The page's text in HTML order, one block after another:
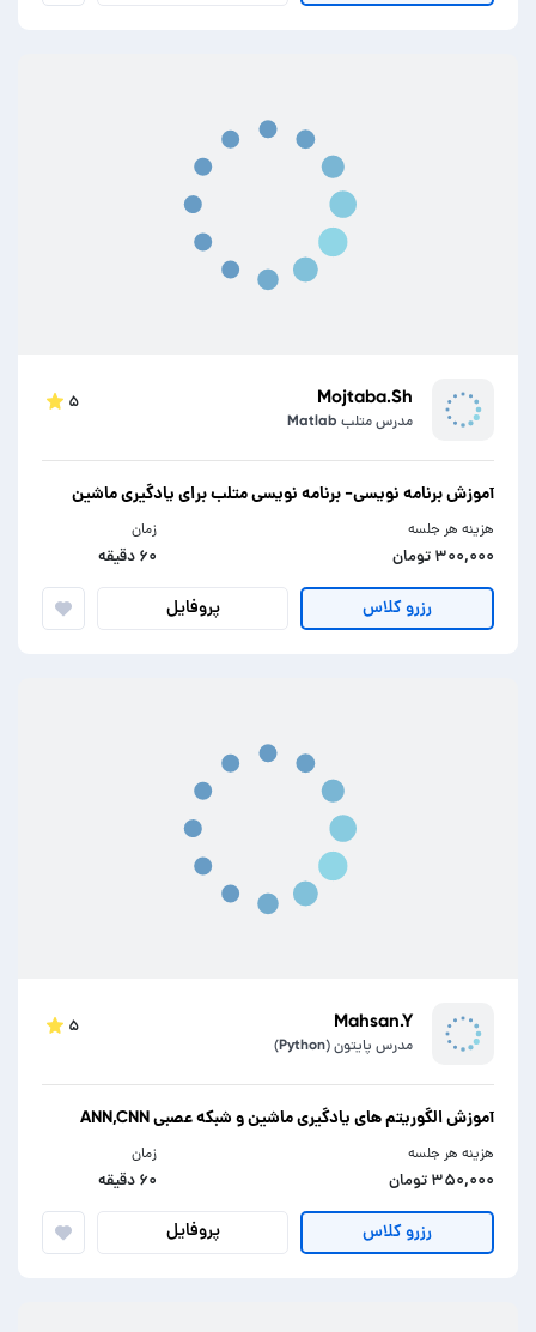
Mojtaba.Sh
مدرس متلب Matlab
۵
آموزش برنامه نویسی- برنامه نویسی متلب برای یادگیری ماشین
هزینه هر جلسه
۳۰۰,۰۰۰ تومان
زمان
۶۰ دقیقه
رزرو کلاس پروفایل
Mahsan.Y
مدرس پایتون (Python)
۵
آموزش الگوریتم های یادگیری ماشین و شبکه عصبی ANN,CNN
هزینه هر جلسه
۳۵۰,۰۰۰ تومان
زمان
۶۰ دقیقه
رزرو کلاس پروفایل